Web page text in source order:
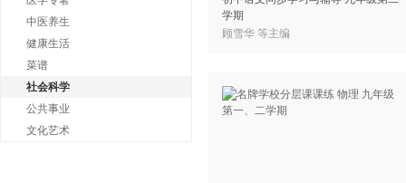
中医养生
健康生活
菜谱
社会科学
公共事业
文化艺术
学期
顾雪华 等主编